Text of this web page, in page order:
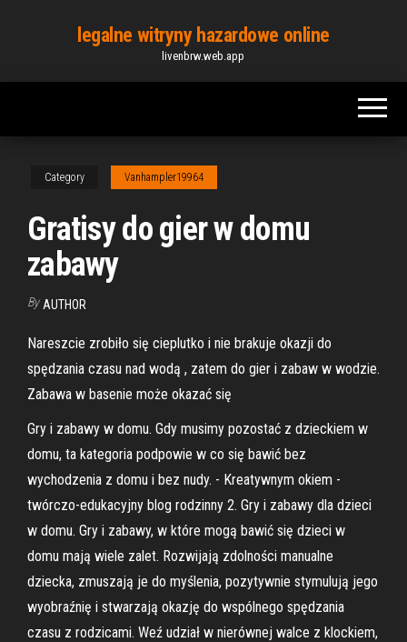
content
legalne witryny hazardowe online
livenbrw.web.app
Category Vanhampler19964
Gratisy do gier w domu
zabawy
By AUTHOR
Nareszcie zrobiło się cieplutko i nie brakuje okazji do
spędzania czasu nad wodą , zatem do gier i zabaw w wodzie.
Zabawa w basenie może okazać się
Gry i zabawy w domu. Gdy musimy pozostać z dzieckiem w
domu, ta kategoria podpowie w co się bawić bez
wychodzenia z domu i bez nudy. - Kreatywnym okiem -
twórczo-edukacyjny blog rodzinny 2. Gry i zabawy dla dzieci
w domu. Gry i zabawy, w które mogą bawić się dzieci w
domu mają wiele zalet. Rozwijają zdolności manualne
dziecka, zmuszają je do myślenia, pozytywnie stymulują jego
wyobraźnię i stwarzają okazję do wspólnego spędzania
czasu z rodzicami. Weź udział w nierównej walce z klockiem,